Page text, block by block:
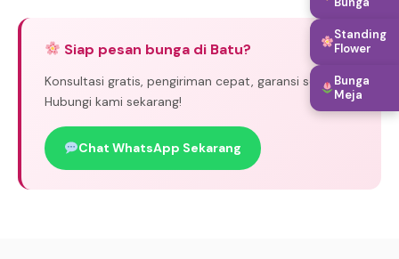
Siap pesan bunga di Batu?
Konsultasi gratis, pengiriman cepat, garansi segar.
Hubungi kami sekarang!
Chat WhatsApp Sekarang
Standing
Flower
Bunga
Meja